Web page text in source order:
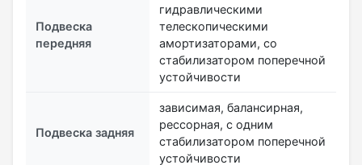
Подвеска
передняя
гидравлическими
телескопическими
амортизаторами, со
стабилизатором поперечной
устойчивости
Подвеска задняя
зависимая, балансирная,
рессорная, с одним
стабилизатором поперечной
устойчивости